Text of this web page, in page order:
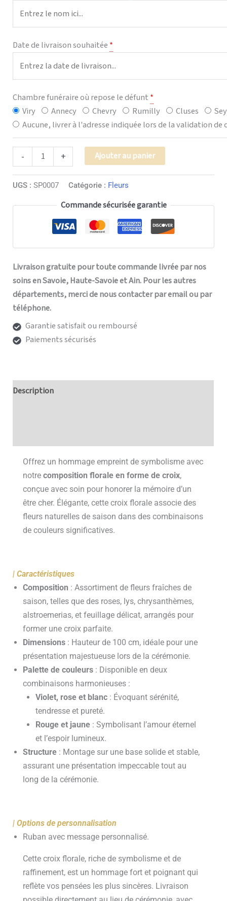
Date de livraison souhaitée *
Chambre funéraire où repose le défunt *
Viry
Annecy Chevry Rumilly Cluses
Aucune, livrer à l'adresse indiquée lors de la validation de
- + Ajouter au panier
UGS :SP0007 Catégorie : Fleurs
Commande sécurisée garantie
Livraison gratuite pour toute commande livrée par nos
soins en Savoie, Haute-Savoie et Ain. Pour les autres
départements, merci de nous contacter par email ou par
téléphone.
Garantie satisfait ou remboursé
Paiements sécurisés
Description
Offrez un hommage empreint de symbolisme avec
notrecomposition florale en forme de croix,
conçue avec soin pour honorer la mémoire d’un
être cher. Élégante, cette croix florale associe des
fleurs naturelles de saison dans des combinaisons
de couleurs significatives.
| Caractéristiques
Composition : Assortiment de fleurs fraîches de
saison, telles que des roses, lys, chrysanthèmes,
alstroemerias, et feuillage délicat, arrangés pour
former une croix parfaite.
Dimensions : Hauteur de 100 cm, idéale pour une
présentation majestueuse lors de la cérémonie.
Palette de couleurs : Disponible en deux
combinaisons harmonieuses :
Violet, rose et blanc: Évoquant sérénité,
tendresse et pureté.
Rouge et jaune: Symbolisant l’amour éternel
et l’espoir lumineux.
Structure : Montage sur une base solide et stable,
assurant une présentation impeccable tout au
long de la cérémonie.
| Options de personnalisation
Ruban avec message personnalisé.
Cette croix florale, riche de symbolisme et de
raffinement, est un hommage fort et poignant qui
reflète vos pensées les plus sincères. Livraison